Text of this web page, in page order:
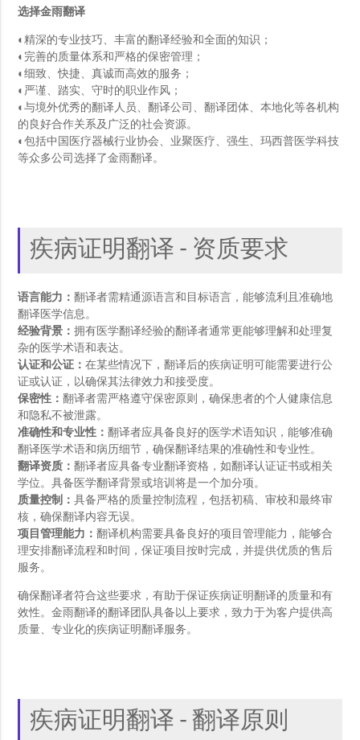
选择金雨翻译
◐精深的专业技巧、丰富的翻译经验和全面的知识；
◐完善的质量体系和严格的保密管理；
◐细致、快捷、真诚而高效的服务；
◐严谨、踏实、守时的职业作风；
◐与境外优秀的翻译人员、翻译公司、翻译团体、本地化等各机构
的良好合作关系及广泛的社会资源。
◐包括中国医疗器械行业协会、业聚医疗、强生、玛西普医学科技
等众多公司选择了金雨翻译。
疾病证明翻译 - 资质要求
语言能力：翻译者需精通源语言和目标语言，能够流利且准确地
翻译医学信息。
经验背景：拥有医学翻译经验的翻译者通常更能够理解和处理复
杂的医学术语和表达。
认证和公证：在某些情况下，翻译后的疾病证明可能需要进行公
证或认证，以确保其法律效力和接受度。
保密性：翻译者需严格遵守保密原则，确保患者的个人健康信息
和隐私不被泄露。
准确性和专业性：翻译者应具备良好的医学术语知识，能够准确
翻译医学术语和病历细节，确保翻译结果的准确性和专业性。
翻译资质：翻译者应具备专业翻译资格，如翻译认证证书或相关
学位。具备医学翻译背景或培训将是一个加分项。
质量控制：具备严格的质量控制流程，包括初稿、审校和最终审
核，确保翻译内容无误。
项目管理能力：翻译机构需要具备良好的项目管理能力，能够合
理安排翻译流程和时间，保证项目按时完成，并提供优质的售后
服务。
确保翻译者符合这些要求，有助于保证疾病证明翻译的质量和有
效性。金雨翻译的翻译团队具备以上要求，致力于为客户提供高
质量、专业化的疾病证明翻译服务。
疾病证明翻译 - 翻译原则